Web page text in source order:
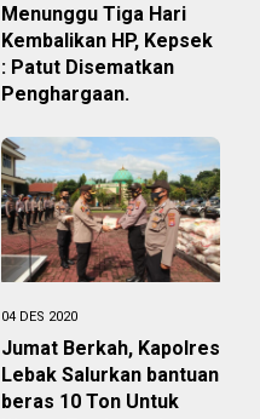
Menunggu Tiga Hari
Kembalikan HP, Kepsek
: Patut Disematkan
Penghargaan.
04 DES 2020
Jumat Berkah, Kapolres
Lebak Salurkan bantuan
beras 10 Ton Untuk